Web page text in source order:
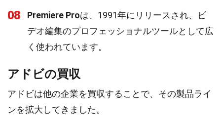
08 Premiere Proは、1991年にリリースされ、ビ
デオ編集のプロフェッショナルツールとして広
く使われています。
アドビの買収
アドビは他の企業を買収することで、その製品ライ
ンを拡大してきました。